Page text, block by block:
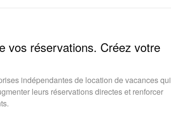
vos réservations. Créez votre
indépendantes de location de vacances qui
leurs réservations directes et renforcer